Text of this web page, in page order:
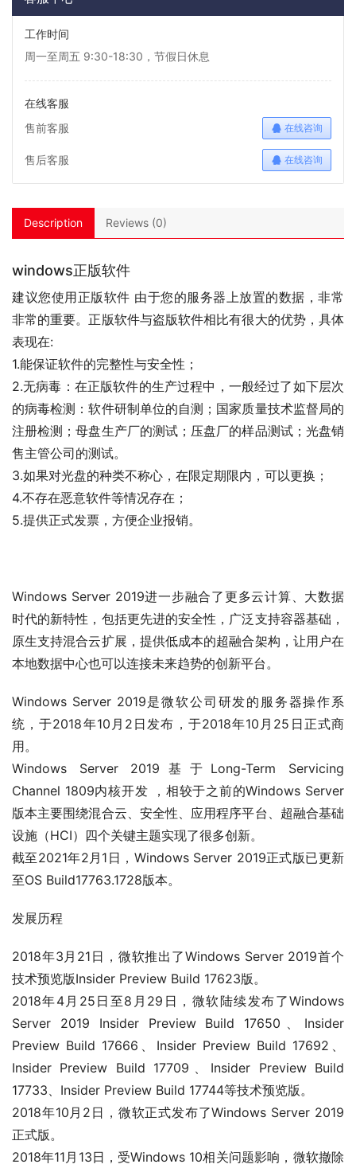
工作时间
周一至周五 9:30-18:30，节假日休息
在线客服
售前客服
在线咨询
售后客服 在线咨询
Description Reviews (0)
windows正版软件
建议您使用正版软件 由于您的服务器上放置的数据，非常
非常的重要。正版软件与盗版软件相比有很大的优势，具体
表现在:
1.能保证软件的完整性与安全性；
2.无病毒：在正版软件的生产过程中，一般经过了如下层次
的病毒检测：软件研制单位的自测；国家质量技术监督局的
注册检测；母盘生产厂的测试；压盘厂的样品测试；光盘销
售主管公司的测试。
3.如果对光盘的种类不称心，在限定期限内，可以更换；
4.不存在恶意软件等情况存在；
5.提供正式发票，方便企业报销。
Windows Server 2019进一步融合了更多云计算、大数据
时代的新特性，包括更先进的安全性，广泛支持容器基础，
原生支持混合云扩展，提供低成本的超融合架构，让用户在
本地数据中心也可以连接未来趋势的创新平台。
Windows Server 2019是微软公司研发的服务器操作系
统，于2018年10月2日发布，于2018年10月25日正式商
用。
Windows Server 2019基于Long-Term Servicing
Channel 1809内核开发 ，相较于之前的Windows Server
版本主要围绕混合云、安全性、应用程序平台、超融合基础
设施（HCI）四个关键主题实现了很多创新。
截至2021年2月1日，Windows Server 2019正式版已更新
至OS Build17763.1728版本。
发展历程
2018年3月21日，微软推出了Windows Server 2019首个
技术预览版Insider Preview Build 17623版。
2018年4月25日至8月29日，微软陆续发布了Windows
Server 2019 Insider Preview Build 17650、Insider
Preview Build 17666、Insider Preview Build 17692、
Insider Preview Build 17709、Insider Preview Build
17733、Insider Preview Build 17744等技术预览版。
2018年10月2日，微软正式发布了Windows Server 2019
正式版。
2018年11月13日，受Windows 10相关问题影响，微软撤除